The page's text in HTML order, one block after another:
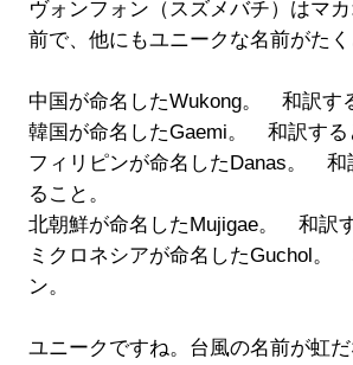
ヴォンフォン（スズメバチ）はマ
前で、他にもユニークな名前がたく
中国が命名したWukong。 和訳す
韓国が命名したGaemi。 和訳する
フィリピンが命名したDanas。 和
ること。
北朝鮮が命名したMujigae。 和訳す
ミクロネシアが命名したGuchol。
ン。
ユニークですね。台風の名前が虹